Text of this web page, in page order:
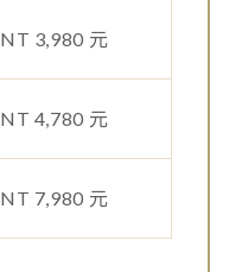
NT 3,980 元
NT 4,780 元
NT 7,980 元